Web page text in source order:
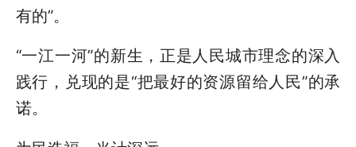
有的”。
“一江一河”的新生，正是人民城市理念的深入
践行，兑现的是“把最好的资源留给人民”的承
诺。